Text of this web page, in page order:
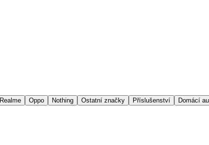
Realme Oppo Nothing Ostatní značky Příslušenství Domácí